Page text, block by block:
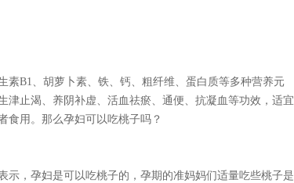
素B1、胡萝卜素、铁、钙、粗纤维、蛋白质等多种营养元
津止渴、养阴补虚、活血祛瘀、通便、抗凝血等功效，适宜
食用。那么孕妇可以吃桃子吗？
，孕妇是可以吃桃子的，孕期的准妈妈们适量吃些桃子是